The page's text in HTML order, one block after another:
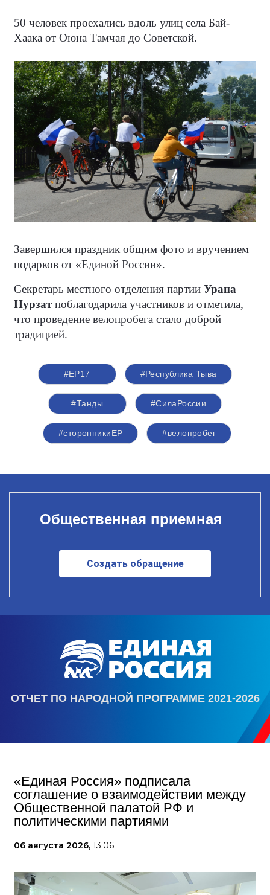
50 человек проехались вдоль улиц села Бай-
Хаака от Оюна Тамчая до Советской.
Завершился праздник общим фото и вручением
подарков от «Единой России».
Секретарь местного отделения партии Урана
Нурзат поблагодарила участников и отметила,
что проведение велопробега стало доброй
традицией.
#ЕР17 #Республика Тыва
#Танды #СилаРоссии
#сторонникиЕР #велопробег
Общественная приемная
Создать обращение
ОТЧЕТ ПО НАРОДНОЙ ПРОГРАММЕ 2021-2026
«Единая Россия» подписала
соглашение о взаимодействии между
Общественной палатой РФ и
политическими партиями
06 августа 2026, 13:06